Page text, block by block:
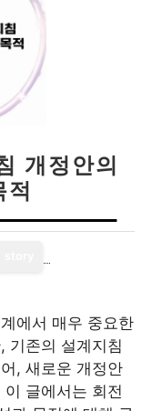
개정안의
에서 매우 중요한
기존의 설계지침
, 새로운 개정안
글에서는 회전